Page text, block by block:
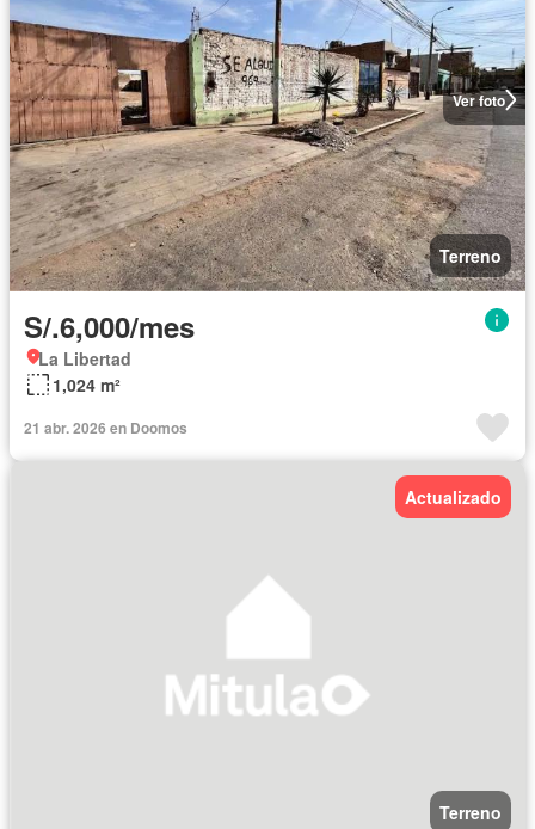
Ver foto
Terreno
S/.6,000/mes
La Libertad
1,024 m²
21 abr. 2026 en Doomos
Actualizado
Terreno